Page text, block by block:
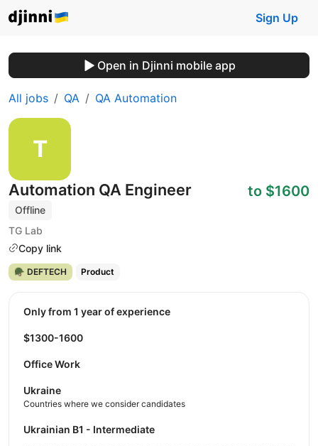
Sign Up
Open in Djinni mobile app
All jobs QA QA Automation
Automation QA Engineer
Offline
TG Lab
Copy link
to $1600
🪖 DEFTECH Product
Only from 1 year of experience
$1300-1600
Office Work
Ukraine
Countries where we consider candidates
Ukrainian B1 - Intermediate